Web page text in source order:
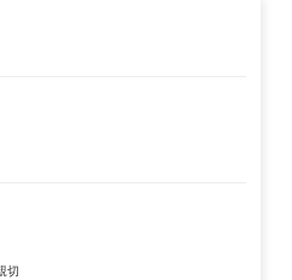
切